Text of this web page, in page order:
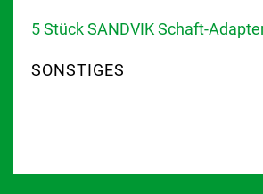
5 Stück SANDVIK Schaft-
SONSTIGES